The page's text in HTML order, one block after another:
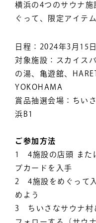
横浜の4つのサウナ施
ぐって、限定アイテ
日程：2024年3月15
対象施設：スカイス
の湯、亀遊舘、
YOKOHAMA
賞品抽選会場：ちい
浜B1
ご参加方法
1 4施設の店頭 また
プカードを入手
2 4施設をめぐって
めよう
3 ちいさなサウナ村